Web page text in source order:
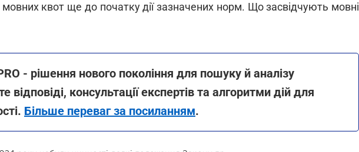
квот ще до початку дії зазначених норм. Що засвідчують мовні
- рішення нового покоління для пошуку й аналізу
відповіді, консультації експертів та алгоритми дій для
Більше переваг за посиланням.